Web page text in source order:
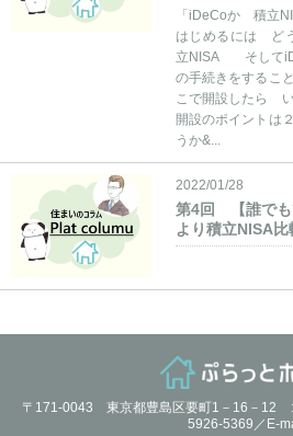
「iDeCoか 積立
はじめるには ど
立NISA そして
の手続きをするこ
こで開設したら
開設のポイントは
うか&...
2022/01/28
第4回 【誰で
より積立NISA比
〒171-0043 東京都豊島区要町1－16－12
5926-5369／ E-